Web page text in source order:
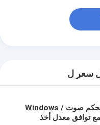
سعر ل
جهاز تحكم صوت Windows /
Mac مع توافق معدل أخذ